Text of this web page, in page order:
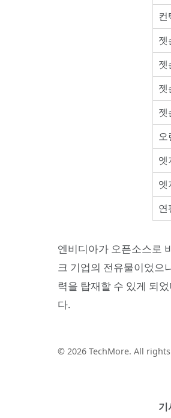
젯
젯
젯
젯
오
엣
엣
연
엔비디아가 오픈소스로
크 기업의 전유물이었으
력을 탑재할 수 있게 되
다.
© 2026 TechMore. All rights
기